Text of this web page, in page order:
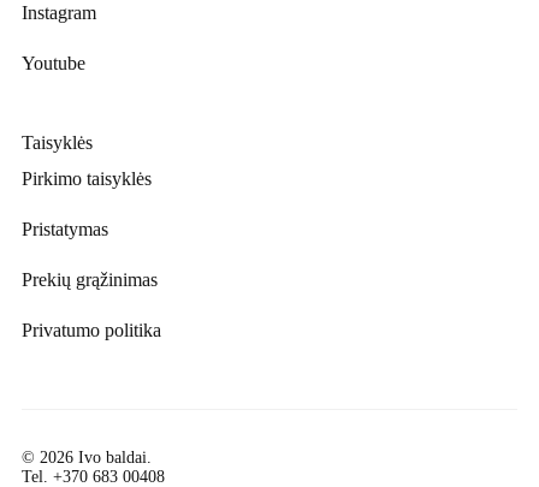
Instagram
Youtube
Taisyklės
Pirkimo taisyklės
Pristatymas
Prekių grąžinimas
Privatumo politika
© 2026 Ivo baldai.
Tel. +370 683 00408